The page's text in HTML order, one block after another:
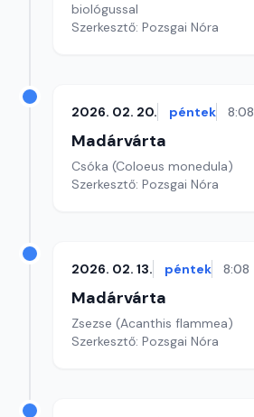
biológussal
Szerkesztő: Pozsgai Nóra
2026. 02. 20. péntek 8:08
Madárvárta
Csóka (Coloeus monedula)
Szerkesztő: Pozsgai Nóra
2026. 02. 13. péntek 8:08
Madárvárta
Zsezse (Acanthis flammea)
Szerkesztő: Pozsgai Nóra